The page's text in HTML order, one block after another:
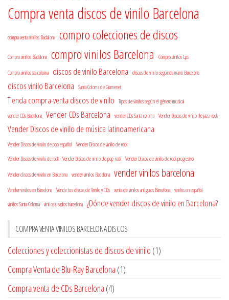
Compra venta discos de vinilo Barcelona
compra venta vinilos Badalona compro colecciones de discos
Compro vinilos Badalona compro vinilos Barcelona Compro vinilos Lps
Compro vinilos sta coloma discos de vinilo Barcelona discos de vinilo segunda mano Barcelona
discos vinilo Barcelona Santa Coloma de Gramenet
Tienda compra-venta discos de vinilo
Tipos de vinilos según el género musical
vender CDs Badalona Vender CDs Barcelona vender CDs Santa coloma Vender Discos de vinilo de jazz-rock
Vender Discos de vinilo de música latinoamericana
Vender Discos de vinilo de pop español
Vender Discos de vinilo de rock
Vender Discos de vinilo de rock - Vender Discos de vinilo de pop-rock Vender Discos de vinilo de rock progresivo
Vender discos de vinilo en Barcelona vender vinilos Badalona vender vinilos barcelona
Vender vinilos en Barcelona Vende tus discos de Vinilo y CDs venta de vinilos antiguos Barcelona vinilos en español
vinilos Santa Coloma vinilos usados barcelona ¿Dónde vender discos de vinilo en Barcelona?
COMPRA VENTA VINILOS BARCELONA DISCOS
Colecciones y coleccionistas de discos de vinilo (1)
Compra Venta de Blu-Ray Barcelona (1)
Compra venta de CDs Barcelona (4)